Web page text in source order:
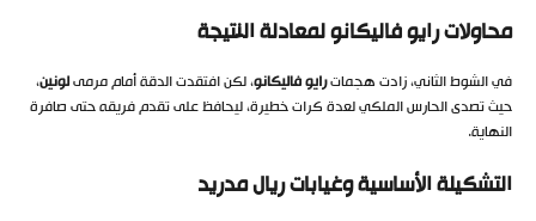
محاولات رايو فاليكانو لمعادلة النتيجة
في الشوط الثاني، زادت هجماترايو فاليكانو، لكن افتقدت الدقة أمام مرمىلونين،
حيث تصدى الحارس الملكي لعدة كرات خطيرة، ليحافظ على تقدم فريقه حتى صافرة
النهاية.
التشكيلة الأساسية وغيابات ريال مدريد